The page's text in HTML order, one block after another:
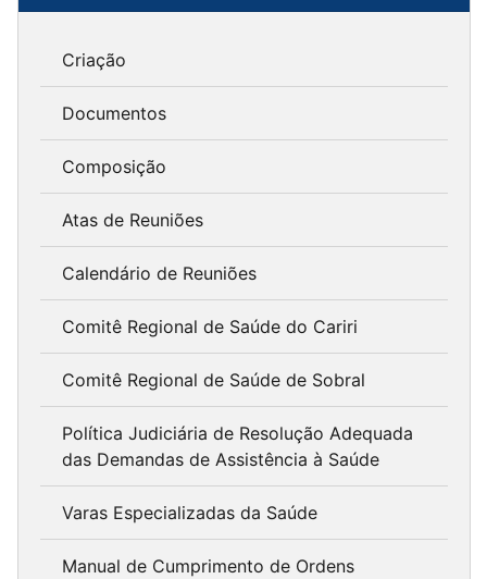
Criação
Documentos
Composição
Atas de Reuniões
Calendário de Reuniões
Comitê Regional de Saúde do Cariri
Comitê Regional de Saúde de Sobral
Política Judiciária de Resolução Adequada
das Demandas de Assistência à Saúde
Varas Especializadas da Saúde
Manual de Cumprimento de Ordens